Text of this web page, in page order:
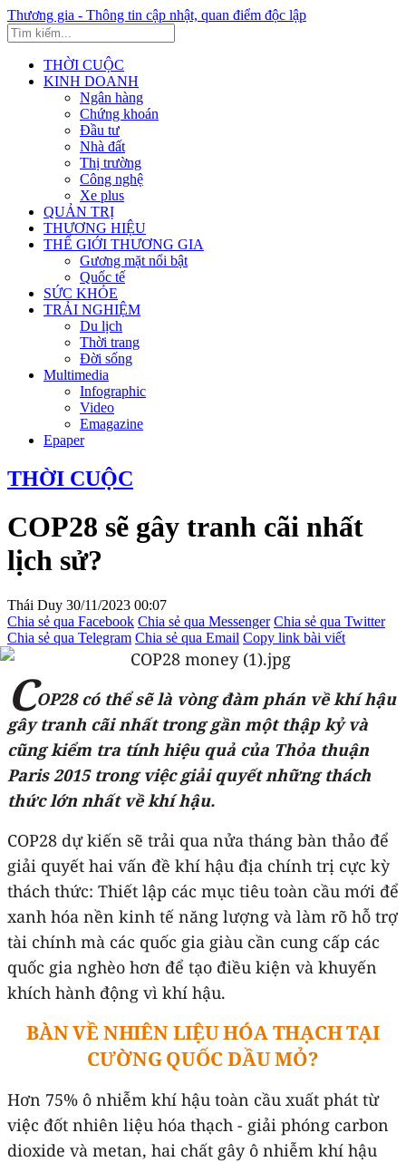
Thương gia - Thông tin cập nhật, quan điểm độc lập
THỜI CUỘC
KINH DOANH
Ngân hàng
Chứng khoán
Đầu tư
Nhà đất
Thị trường
Công nghệ
Xe plus
QUẢN TRỊ
THƯƠNG HIỆU
THẾ GIỚI THƯƠNG GIA
Gương mặt nổi bật
Quốc tế
SỨC KHỎE
TRẢI NGHIỆM
Du lịch
Thời trang
Đời sống
Multimedia
Infographic
Video
Emagazine
Epaper
THỜI CUỘC
COP28 sẽ gây tranh cãi nhất
lịch sử?
Thái Duy 30/11/2023 00:07
Chia sẻ qua Facebook Chia sẻ qua Messenger Chia sẻ qua Twitter
Chia sẻ qua Telegram Chia sẻ qua Email Copy link bài viết
COP28 có thể sẽ là vòng đàm phán về khí hậu
gây tranh cãi nhất trong gần một thập kỷ và
cũng kiểm tra tính hiệu quả của Thỏa thuận
Paris 2015 trong việc giải quyết những thách
thức lớn nhất về khí hậu.
COP28 dự kiến sẽ trải qua nửa tháng bàn thảo để
giải quyết hai vấn đề khí hậu địa chính trị cực kỳ
thách thức: Thiết lập các mục tiêu toàn cầu mới để
xanh hóa nền kinh tế năng lượng và làm rõ hỗ trợ
tài chính mà các quốc gia giàu cần cung cấp các
quốc gia nghèo hơn để tạo điều kiện và khuyến
khích hành động vì khí hậu.
BÀN VỀ NHIÊN LIỆU HÓA THẠCH TẠI
CƯỜNG QUỐC DẦU MỎ?
Hơn 75% ô nhiễm khí hậu toàn cầu xuất phát từ
việc đốt nhiên liệu hóa thạch - giải phóng carbon
dioxide và metan, hai chất gây ô nhiễm khí hậu